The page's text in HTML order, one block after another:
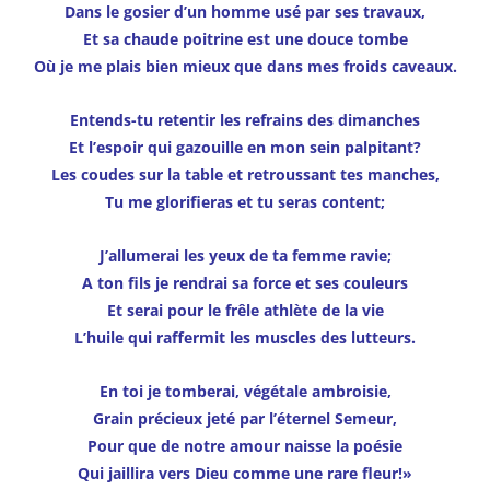
Dans le gosier d’un homme usé par ses travaux,
Et sa chaude poitrine est une douce tombe
Où je me plais bien mieux que dans mes froids caveaux.
Entends-tu retentir les refrains des dimanches
Et l’espoir qui gazouille en mon sein palpitant?
Les coudes sur la table et retroussant tes manches,
Tu me glorifieras et tu seras content;
J’allumerai les yeux de ta femme ravie;
A ton fils je rendrai sa force et ses couleurs
Et serai pour le frêle athlète de la vie
L’huile qui raffermit les muscles des lutteurs.
En toi je tomberai, végétale ambroisie,
Grain précieux jeté par l’éternel Semeur,
Pour que de notre amour naisse la poésie
Qui jaillira vers Dieu comme une rare fleur!»